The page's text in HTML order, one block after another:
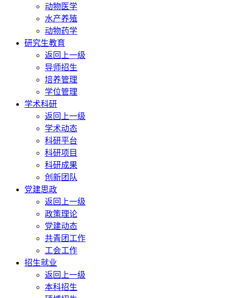
动物医学
水产养殖
动物药学
研究生教育
返回上一级
导师招生
培养管理
学位管理
学术科研
返回上一级
学术动态
科研平台
科研项目
科研成果
创新团队
党建思政
返回上一级
政策理论
党建动态
共青团工作
工会工作
招生就业
返回上一级
本科招生